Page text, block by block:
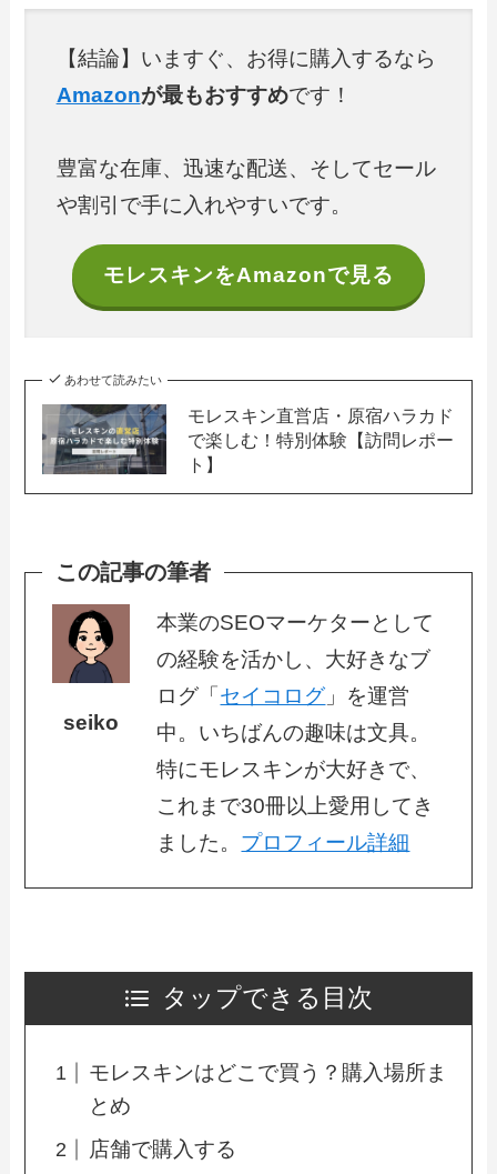
【結論】いますぐ、お得に購入するなら
Amazonが最もおすすめです！
豊富な在庫、迅速な配送、そしてセール
や割引で手に入れやすいです。
モレスキンをAmazonで見る
あわせて読みたい
モレスキン直営店・原宿ハラカド
で楽しむ！特別体験【訪問レポー
ト】
この記事の筆者
seiko
本業のSEOマーケターとして
の経験を活かし、大好きなブ
ログ「 セイコログ」を運営
中。いちばんの趣味は文具。
特にモレスキンが大好きで、
これまで30冊以上愛用してき
ました。 プロフィール詳細
タップできる目次
モレスキンはどこで買う？購入場所ま
とめ
店舗で購入する